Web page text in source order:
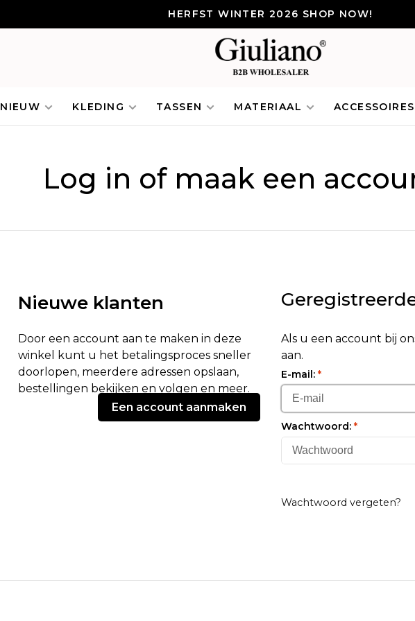
HERFST WINTER 2026 SHOP NOW!
NIEUW KLEDING TASSEN MATERIAAL ACCESSOIRES
Log in of maak een
Nieuwe klanten
Door een account aan te maken in deze
winkel kunt u het betalingsproces sneller
doorlopen, meerdere adressen opslaan,
bestellingen bekijken en volgen en meer.
Een account aanmaken
Als u een account bij
aan.
E-mail: *
Wachtwoord: *
Wachtwoord vergeten?